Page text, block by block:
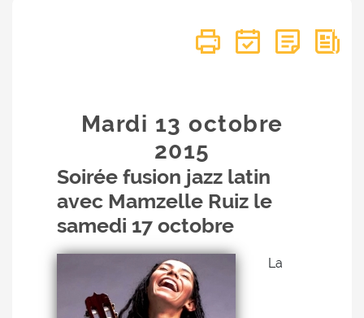
Mardi 13 octobre
2015
Soirée fusion jazz latin
avec Mamzelle Ruiz le
samedi 17 octobre
La